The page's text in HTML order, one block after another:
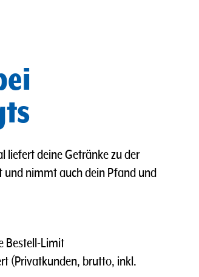
liefert deine Getränke zu der
und nimmt auch dein Pfand und
Bestell-Limit
(Privatkunden, brutto, inkl.